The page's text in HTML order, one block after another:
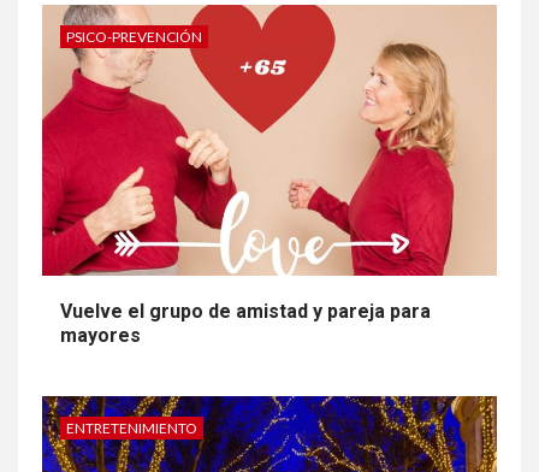
PSICO-PREVENCIÓN
Vuelve el grupo de amistad y pareja para
mayores
ENTRETENIMIENTO